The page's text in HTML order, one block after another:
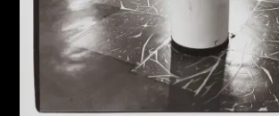
关于M+藏品